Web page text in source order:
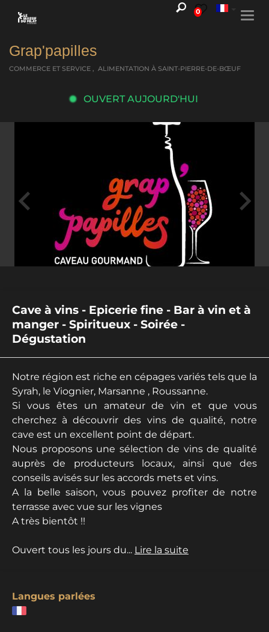
0
Grap'papilles
COMMERCE ET SERVICE , ALIMENTATION À SAINT-PIERRE-DE-BŒUF
OUVERT AUJOURD'HUI
Cave à vins - Epicerie fine - Bar à vin et à
manger - Spiritueux - Soirée -
Dégustation
Notre région est riche en cépages variés tels que la
Syrah, le Viognier, Marsanne , Roussanne.
Si vous êtes un amateur de vin et que vous
cherchez à découvrir des vins de qualité, notre
cave est un excellent point de départ.
Nous proposons une sélection de vins de qualité
auprès de producteurs locaux, ainsi que des
conseils avisés sur les accords mets et vins.
A la belle saison, vous pouvez profiter de notre
terrasse avec vue sur les vignes
A très bientôt !!
Ouvert tous les jours du... Lire la suite
Langues parlées